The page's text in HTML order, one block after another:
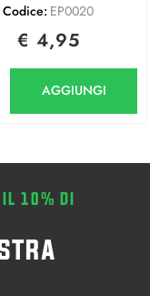
Codice: EP0020
€ 4,95
AGGIUNGI
IL 10% DI